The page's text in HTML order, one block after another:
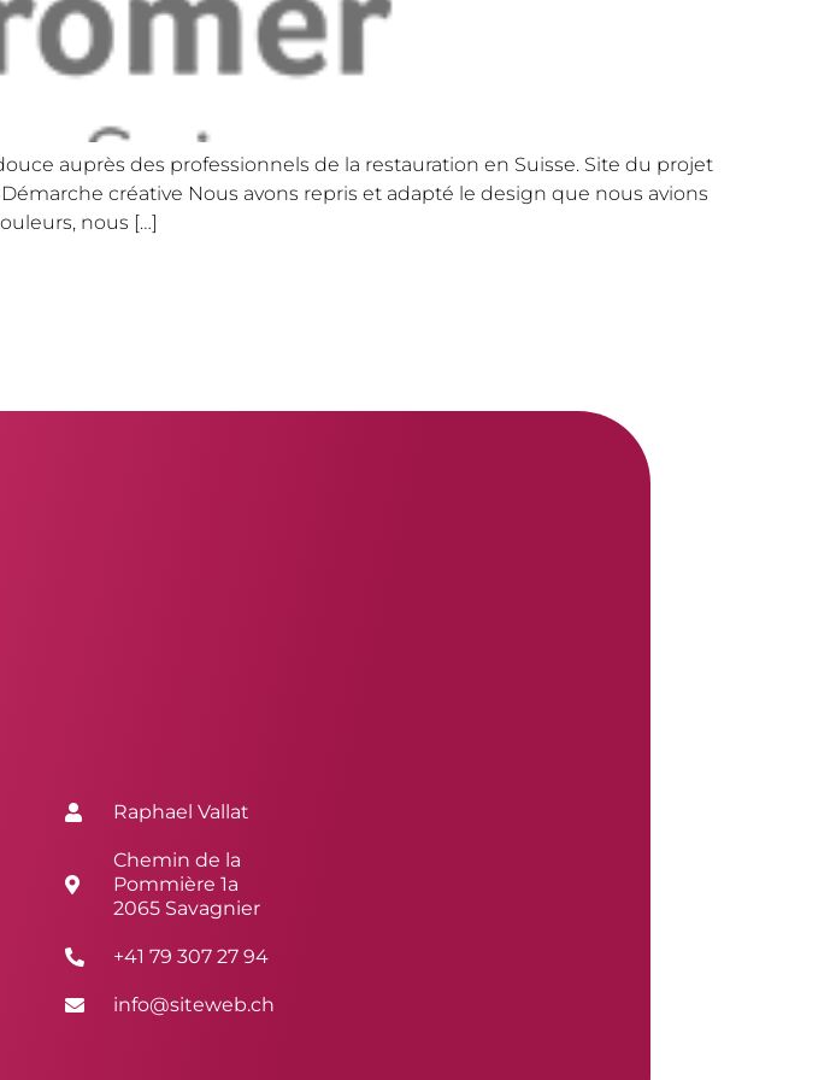
auprès des professionnels de la restauration en Suisse. Site du projet
créative Nous avons repris et adapté le design que nous avions
nous […]
Raphael Vallat
Chemin de la
Pommière 1a
2065 Savagnier
+41 79 307 27 94
info@siteweb.ch